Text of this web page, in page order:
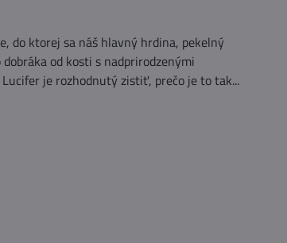
do ktorej sa náš hlavný hrdina, pekelný
od kosti s nadprirodzenými
je rozhodnutý zistiť, prečo je to tak...